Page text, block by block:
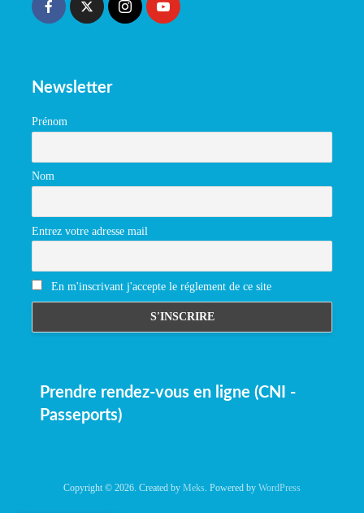
Newsletter
Prénom
Nom
Entrez votre adresse mail
En m'inscrivant j'accepte le réglement de ce site
Prendre rendez-vous en ligne (CNI -
Passeports)
Copyright © 2026. Created by Meks . Powered by WordPress